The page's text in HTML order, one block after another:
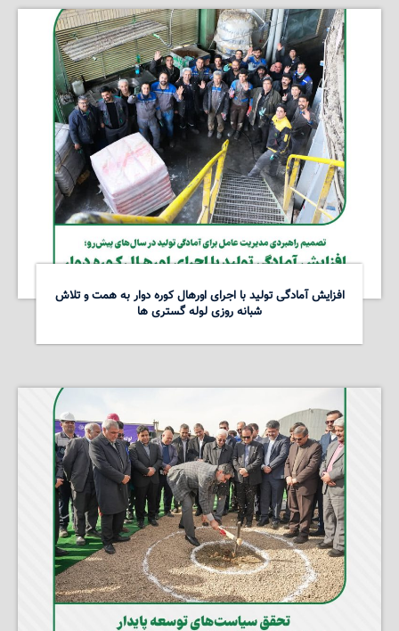
افزایش آمادگی تولید با اجرای اورهال کوره دوار به همت و تلاش
شبانه روزی لوله گستری ها